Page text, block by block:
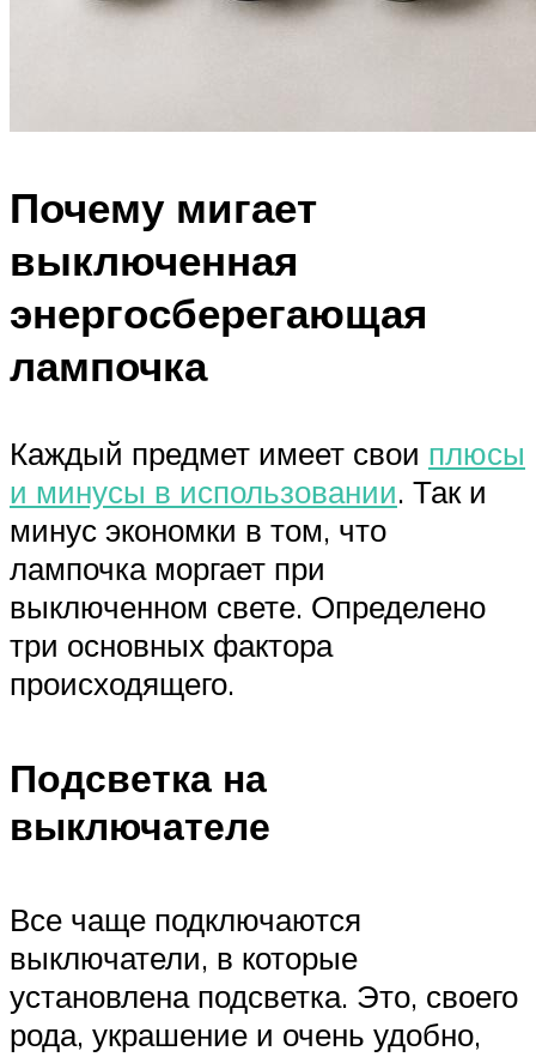
Почему мигает
выключенная
энергосберегающая
лампочка
Каждый предмет имеет свои плюсы
и минусы в использовании. Так и
минус экономки в том, что
лампочка моргает при
выключенном свете. Определено
три основных фактора
происходящего.
Подсветка на
выключателе
Все чаще подключаются
выключатели, в которые
установлена подсветка. Это, своего
рода, украшение и очень удобно,